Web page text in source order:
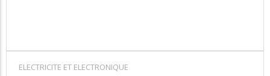
ELECTRICITE ET ELECTRONIQUE